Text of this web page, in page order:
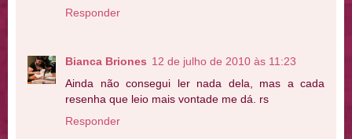
Responder
Bianca Briones 12 de julho de 2010 às 11:23
Ainda não consegui ler nada dela, mas a cada
resenha que leio mais vontade me dá. rs
Responder